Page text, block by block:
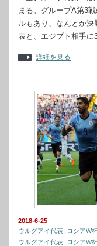
まる。グループA第3
ルもあり、なんとか
表と、エジプト相手
詳細を見る
2018-6-25
ウルグアイ代表
ロシアW
ウルグアイ代表
ロシアW